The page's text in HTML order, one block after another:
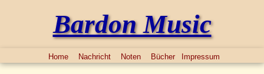
Bardon Music
Home Nachricht Noten Bücher Impressum